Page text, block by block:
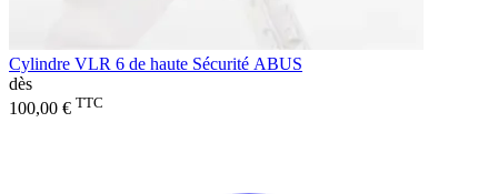
Cylindre VLR 6 de haute Sécurité ABUS
dès
100,00 € TTC